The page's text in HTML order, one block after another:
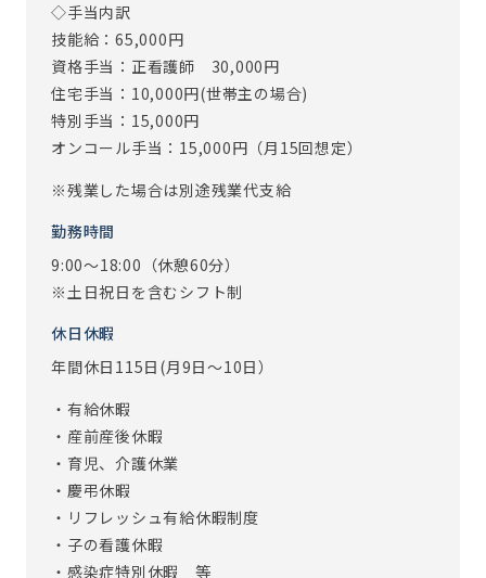
【こんな人が活躍中】
アズハイムには施設看護経験者だけではなく、病院勤務経
験者も多く在籍をしています。
病院では知ることが出来ない、「退院後のその先から、最
期まで1人ひとりと深く関わりたい」そんな想いを持ち、
◆担当回数
当番制でひと月10～15回程度。
⇒一通りの業務が把握できる頃(入社2～3か月)から開始して
います。
コールが鳴るのは、4～5回に1回程度となります。
出動はご入居者の状態にもよりますが、半年に1回あるかな
いかです。
※従事すべき業務の変更の範囲：あり（変更範囲：会社の定
める業務）
※定年制度あり（定年65歳）
◇手当内訳
技能給：65,000円
資格手当：正看護師 30,000円
住宅手当：10,000円(世帯主の場合)
特別手当：15,000円
オンコール手当：15,000円（月15回想定）
※残業した場合は別途残業代支給
勤務時間
9:00～18:00（休憩60分）
※土日祝日を含むシフト制
休日休暇
年間休日115日(月9日～10日）
・有給休暇
・産前産後休暇
・育児、介護休業
・慶弔休暇
・リフレッシュ有給休暇制度
・子の看護休暇
・感染症特別休暇 等